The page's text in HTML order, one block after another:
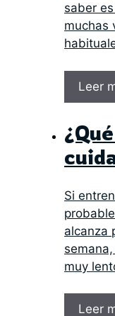
saber
muchas
Leer
Si
alcanza
muy
Leer